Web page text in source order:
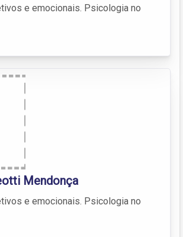
e emocionais. Psicologia no
Mendonça
e emocionais. Psicologia no